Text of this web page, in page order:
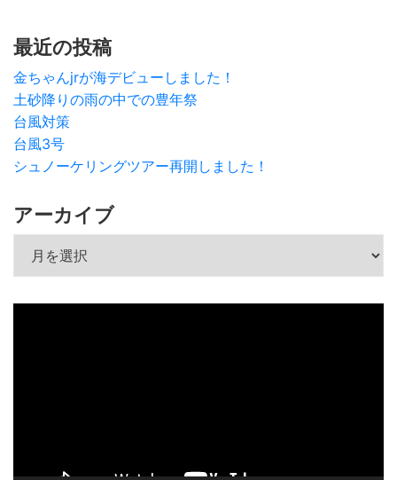
最近の投稿
金ちゃんjrが海デビューしました！
土砂降りの雨の中での豊年祭
台風対策
台風3号
シュノーケリングツアー再開しました！
アーカイブ